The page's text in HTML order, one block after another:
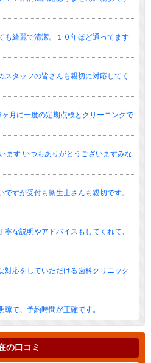
も綺麗で清潔。１０年ほど通ってます
タッフの皆さんも親切に対応してく
月に一度の定期点検とクリーニングで
ます いつもありがとうございますみな
すが受付も衛生士さんも親切です。
な説明やアドバイスもしてくれて、
対応をしていただける歯科クリニック
で、予約時間が正確です。
の口コミ